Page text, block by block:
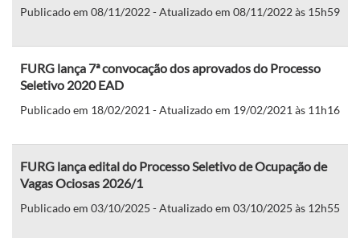
Publicado em 08/11/2022 - Atualizado em 08/11/2022 às 15h59
FURG lança 7ª convocação dos aprovados do Processo
Seletivo 2020 EAD
Publicado em 18/02/2021 - Atualizado em 19/02/2021 às 11h16
FURG lança edital do Processo Seletivo de Ocupação de
Vagas Ociosas 2026/1
Publicado em 03/10/2025 - Atualizado em 03/10/2025 às 12h55